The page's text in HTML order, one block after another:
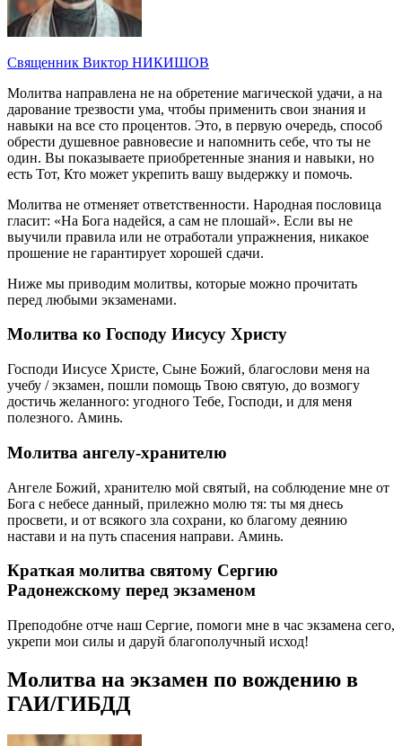
Священник Виктор НИКИШОВ
Молитва направлена не на обретение магической удачи, а на
дарование трезвости ума, чтобы применить свои знания и
навыки на все сто процентов. Это, в первую очередь, способ
обрести душевное равновесие и напомнить себе, что ты не
один. Вы показываете приобретенные знания и навыки, но
есть Тот, Кто может укрепить вашу выдержку и помочь.
Молитва не отменяет ответственности. Народная пословица
гласит: «На Бога надейся, а сам не плошай». Если вы не
выучили правила или не отработали упражнения, никакое
прошение не гарантирует хорошей сдачи.
Ниже мы приводим молитвы, которые можно прочитать
перед любыми экзаменами.
Молитва ко Господу Иисусу Христу
Господи Иисусе Христе, Сыне Божий, благослови меня на
учебу / экзамен, пошли помощь Твою святую, до возмогу
достичь желанного: угодного Тебе, Господи, и для меня
полезного. Аминь.
Молитва ангелу-хранителю
Ангеле Божий, хранителю мой святый, на соблюдение мне от
Бога с небесе данный, прилежно молю тя: ты мя днесь
просвети, и от всякого зла сохрани, ко благому деянию
настави и на путь спасения направи. Аминь.
Краткая молитва святому Сергию
Радонежскому перед экзаменом
Преподобне отче наш Сергие, помоги мне в час экзамена сего,
укрепи мои силы и даруй благополучный исход!
Молитва на экзамен по вождению в
ГАИ/ГИБДД